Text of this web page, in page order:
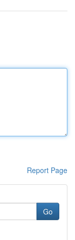
Report Page
Go